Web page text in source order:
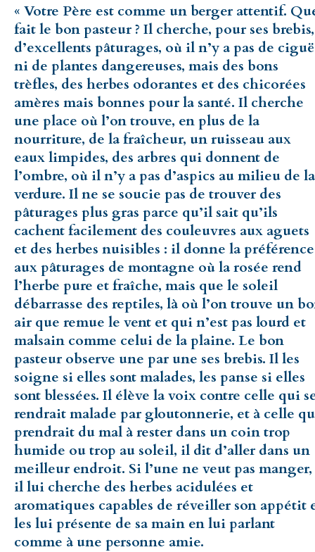
« Votre Père est comme un berger attentif.
fait le bon pasteur ? Il cherche, pour ses brebis,
d’excellents pâturages, où il n’y a pas de ciguë
ni de plantes dangereuses, mais des bons
trèfles, des herbes odorantes et des chicorées
amères mais bonnes pour la santé. Il cherche
une place où l’on trouve, en plus de la
nourriture, de la fraîcheur, un ruisseau aux
eaux limpides, des arbres qui donnent de
l’ombre, où il n’y a pas d’aspics au milieu de la
verdure. Il ne se soucie pas de trouver des
pâturages plus gras parce qu’il sait qu’ils
cachent facilement des couleuvres aux aguets
et des herbes nuisibles : il donne la préférence
aux pâturages de montagne où la rosée rend
l’herbe pure et fraîche, mais que le soleil
débarrasse des reptiles, là où l’on trouve un
air que remue le vent et qui n’est pas lourd et
malsain comme celui de la plaine. Le bon
pasteur observe une par une ses brebis. Il les
soigne si elles sont malades, les panse si elles
sont blessées. Il élève la voix contre celle qui
rendrait malade par gloutonnerie, et à celle
prendrait du mal à rester dans un coin trop
humide ou trop au soleil, il dit d’aller dans un
meilleur endroit. Si l’une ne veut pas manger,
il lui cherche des herbes acidulées et
aromatiques capables de réveiller son appétit
les lui présente de sa main en lui parlant
comme à une personne amie.